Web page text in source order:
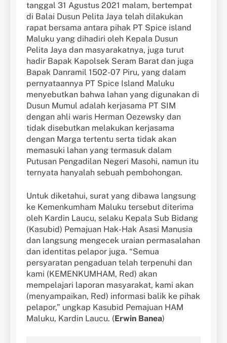
tanggal 31 Agustus 2021 malam, bertempat
di Balai Dusun Pelita Jaya telah dilakukan
rapat bersama antara pihak PT Spice island
Maluku yang dihadiri oleh Kepala Dusun
Pelita Jaya dan masyarakatnya, juga turut
hadir Bapak Kapolsek Seram Barat dan juga
Bapak Danramil 1502-07 Piru, yang dalam
pernyataannya PT Spice Island Maluku
menyebutkan bahwa lahan yang digunakan di
Dusun Mumul adalah kerjasama PT SIM
dengan ahli waris Herman Oezewsky dan
tidak disebutkan melakukan kerjasama
dengan Marga tertentu serta tidak akan
memasuki lahan yang termasuk dalam
Putusan Pengadilan Negeri Masohi, namun itu
ternyata hanyalah sebuah pembohongan.
Untuk diketahui, surat yang dibawa langsung
ke Kemenkumham Maluku tersebut diterima
oleh Kardin Laucu, selaku Kepala Sub Bidang
(Kasubid) Pemajuan Hak-Hak Asasi Manusia
dan langsung mengecek uraian permasalahan
dan identitas pelapor juga. “Semua
persyaratan pengaduan telah terpenuhi dan
kami (KEMENKUMHAM, Red) akan
mempelajari laporan masyarakat, kami akan
(menyampaikan, Red) informasi balik ke pihak
pelapor,” ungkap Kasubid Pemajuan HAM
Maluku, Kardin Laucu. (Erwin Banea)